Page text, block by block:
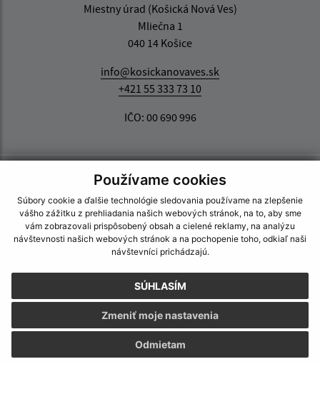
Používame cookies
Súbory cookie a ďalšie technológie sledovania používame na zlepšenie
vášho zážitku z prehliadania našich webových stránok, na to, aby sme
vám zobrazovali prispôsobený obsah a cielené reklamy, na analýzu
návštevnosti našich webových stránok a na pochopenie toho, odkiaľ naši
návštevníci prichádzajú.
SÚHLASÍM
Odmietam
Zmeniť moje nastavenia
Miestny úrad (Košická Nová Ves)
Mliečna 1
040 14 Košice
info@kosickanovaves.sk
+421 55 333 73 10
IČO: 00 690 996